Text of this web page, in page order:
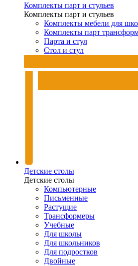
Комплекты парт и стульев
Комплекты парт и стульев
Комплекты мебели для
Комплекты парт
Парта и стул
Стол и стул
Детские столы
Детские столы
Компьютерные
Письменные
Растущие
Трансформеры
Учебные
Для школы
Для школьников
Для подростков
Двойные